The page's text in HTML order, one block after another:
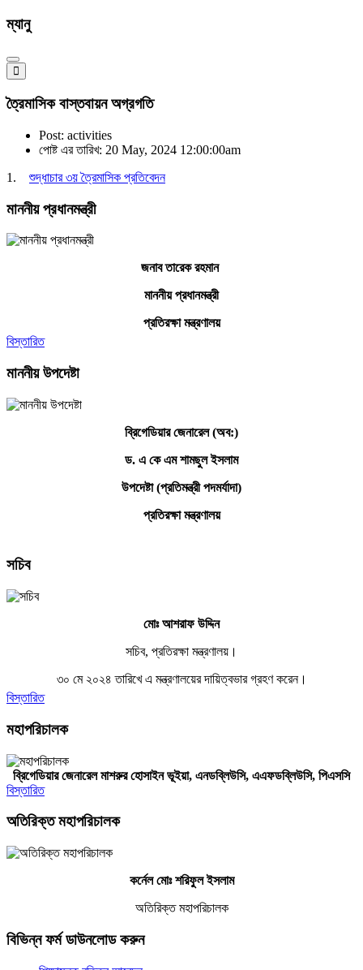
ম্যানু
ত্রৈমাসিক বাস্তবায়ন অগ্রগতি
Post: activities
পোষ্ট এর তারিখ: 20 May, 2024 12:00:00am
1.শুদ্ধাচার ৩য় ত্রৈমাসিক প্রতিবেদন
মাননীয় প্রধানমন্ত্রী
জনাব তারেক রহমান
মাননীয় প্রধানমন্ত্রী
প্রতিরক্ষা মন্ত্রণালয়
বিস্তারিত
মাননীয় উপদেষ্টা
ব্রিগেডিয়ার জেনারেল (অব:)
ড. এ কে এম শামছুল ইসলাম
উপদেষ্টা (প্রতিমন্ত্রী পদমর্যাদা)
প্রতিরক্ষা মন্ত্রণালয়
সচিব
মোঃ আশরাফ উদ্দিন
সচিব, প্রতিরক্ষা মন্ত্রণালয়।
৩০ মে ২০২৪ তারিখে এ মন্ত্রণালয়ের দায়িত্বভার গ্রহণ করেন।
বিস্তারিত
মহাপরিচালক
ব্রিগেডিয়ার জেনারেল মাশরুর হোসাইন ভূইয়া, এনডব্লিউসি, এএফডব্লিউসি, পিএসসি
বিস্তারিত
অতিরিক্ত মহাপরিচালক
কর্নেল মোঃ শরিফুল ইসলাম
অতিরিক্ত মহাপরিচালক
বিভিন্ন ফর্ম ডাউনলোড করুন